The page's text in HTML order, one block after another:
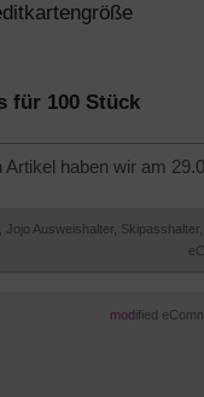
für 100 Stück
Artikel haben wir am
Jojo Ausweishalter,
mod ified